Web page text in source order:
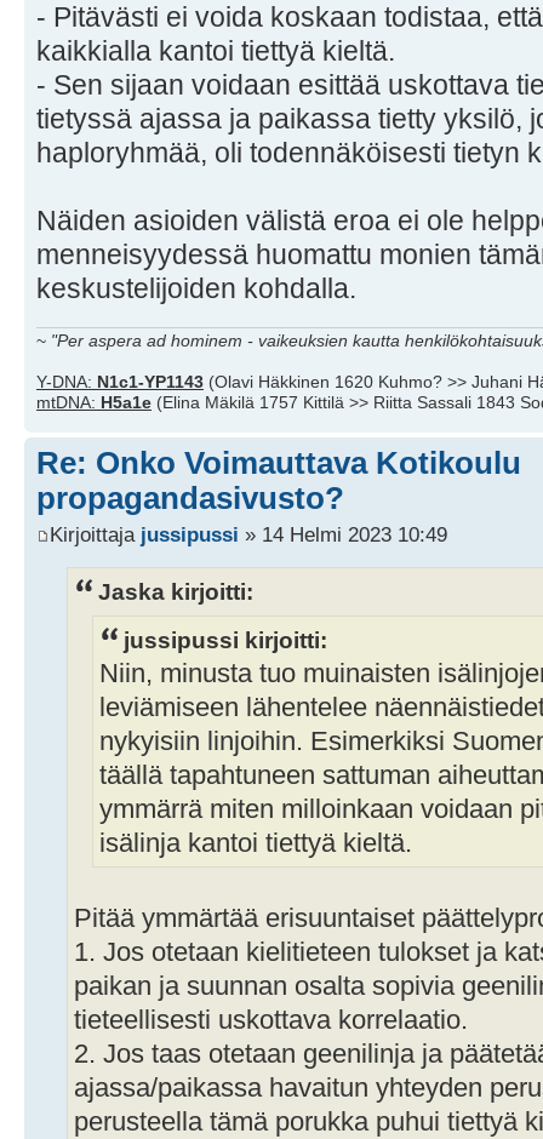
- Pitävästi ei voida koskaan todistaa,
kaikkialla kantoi tiettyä kieltä.
- Sen sijaan voidaan esittää uskottava
tietyssä ajassa ja paikassa tietty yksilö,
haploryhmää, oli todennäköisesti tietyn
Näiden asioiden välistä eroa ei ole
menneisyydessä huomattu monien
keskustelijoiden kohdalla.
~ "Per aspera ad hominem - vaikeuksien kautta
Y-DNA: N1c1-YP1143 (Olavi Häkkinen 1620 Kuhmo? >> Juhani
mtDNA: H5a1e (Elina Mäkilä 1757 Kittilä >> Riitta Sassali 1843
Re: Onko Voimauttava Kotikoulu
propagandasivusto?
Kirjoittaja jussipussi » 14 Helmi 2023 10:49
Jaska kirjoitti:
jussipussi kirjoitti:
Niin, minusta tuo muinaisten
leviämiseen lähentelee
nykyisiin linjoihin. Esimerkiksi
täällä tapahtuneen sattuman
ymmärrä miten milloinkaan voidaan
isälinja kantoi tiettyä kieltä.
Pitää ymmärtää erisuuntaiset
1. Jos otetaan kielitieteen tulokset ja
paikan ja suunnan osalta sopivia
tieteellisesti uskottava korrelaatio.
2. Jos taas otetaan geenilinja ja
ajassa/paikassa havaitun yhteyden
perusteella tämä porukka puhui tiettyä